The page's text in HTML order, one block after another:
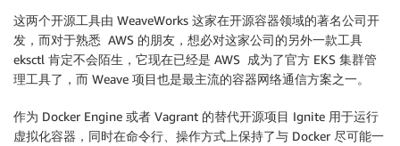
这两个开源工具由 WeaveWorks 这家在开源容器领域的著名公司开
发，而对于熟悉 AWS 的朋友，想必对这家公司的另外一款工具
eksctl 肯定不会陌生，它现在已经是 AWS 成为了官方 EKS 集群管
理工具了，而 Weave 项目也是最主流的容器网络通信方案之一。
作为 Docker Engine 或者 Vagrant 的替代开源项目 Ignite 用于运行
虚拟化容器，同时在命令行、操作方式上保持了与 Docker 尽可能一